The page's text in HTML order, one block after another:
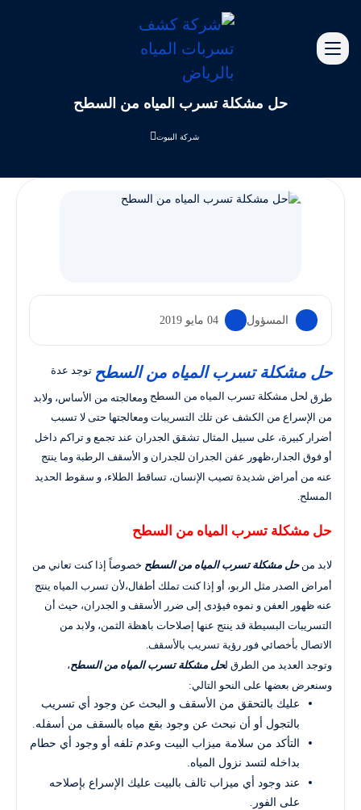
حل مشكلة تسرب المياه من السطح
شركة البيوت
المسؤول 04 مايو 2019
حل مشكلة تسرب المياه من السطح توجد عدة
طرق لحل مشكلة تسرب المياه من السطح ومعالجته من الأساس، ولابد
من الإسراع من الكشف عن تلك التسريبات ومعالجتها حتى لا تسبب
أضرار كبيرة، على سبيل المثال تشقق الجدران عند تجمع و تراكم داخل
أو فوق الجدار،ظهور عفن الجدران للجدران و الأسقف الرطبة وما ينتج
عنه من أمراض شديدة تصيب الإنسان، تساقط الطلاء، و سقوط الحديد
المسلح.
حل مشكلة تسرب المياه من السطح
لابد منحل مشكلة تسرب المياه من السطح خصوصاً إذا كنت تعاني من
أمراض الصدر مثل الربو، أو إذا كنت تملك أطفال،لأن تسرب المياه ينتج
عنه ظهور العفن و نموه فيؤدى إلى ضرر الأسقف و الجدران، حيث أن
التسريبات البسيطة قد ينتج عنها إصلاحات باهظة الثمن، ولابد من
الاتصال بأخصائي فور رؤية تسريب بالأسقف.
وتوجد العديد من الطرق لحل مشكلة تسرب المياه من السطح،
وسنعرض بعضها على النحو التالي:
عليك بالتحقق من الأسقف و البحث عن وجود أي تسريب
بالتجول أو أن نبحث عن وجود بقع مياه بالسقف من أسفله.
التأكد من سلامة ميزاب البيت وعدم تلفه أو وجود أي حطام
بداخله لتسد نزول المياه.
عند وجود أي ميزاب تالف بالبيت عليك الإسراع بإصلاحه
على الفور.